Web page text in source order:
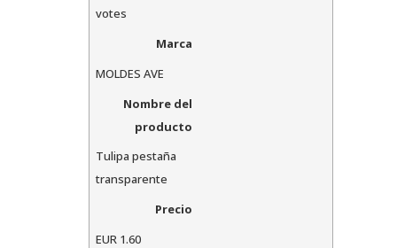
votes
Marca
MOLDES AVE
Nombre del
producto
Tulipa pestaña
transparente
Precio
EUR1.60